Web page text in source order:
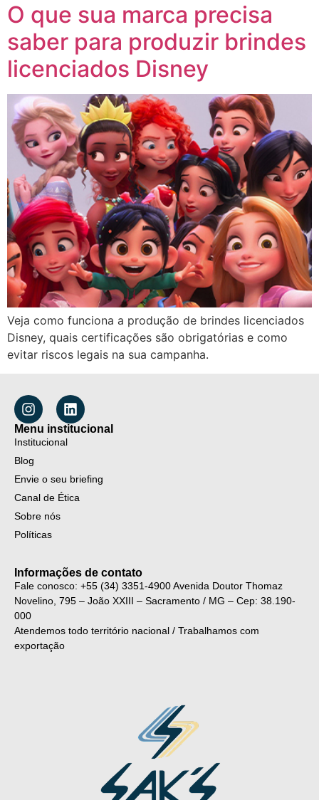
O que sua marca precisa
saber para produzir brindes
licenciados Disney
Veja como funciona a produção de brindes licenciados
Disney, quais certificações são obrigatórias e como
evitar riscos legais na sua campanha.
Menu institucional
Institucional
Blog
Envie o seu briefing
Canal de Ética
Sobre nós
Políticas
Informações de contato
Fale conosco: +55 (34) 3351-4900Avenida Doutor Thomaz
Novelino, 795 – João XXIII – Sacramento / MG – Cep: 38.190-
000
Atendemos todo território nacional / Trabalhamos com
exportação